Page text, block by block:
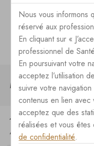
MENU
TOUTES LES
ARCHIVES MAY 2020
Nous vous informons
réservé aux
En cliquant sur «
professionnel de
En poursuivant votre
acceptez l’utilisation
suivre votre
contenus en lien avec
acceptez que des
réalisées et vous
de confidentialité.